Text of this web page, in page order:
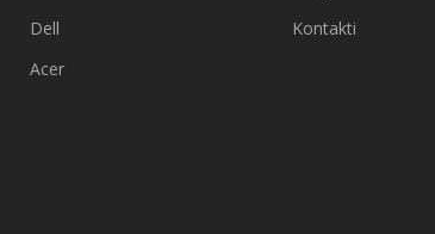
Dell
Acer
Kontakti